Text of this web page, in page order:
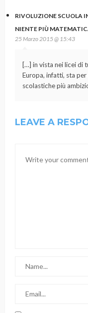
RIVOLUZIONE SCUOLA
NIENTE PIÙ
25 Marzo 2015 @ 15:43
[…] in vista nei licei di
Europa, infatti, sta
scolastiche più
LEAVE A